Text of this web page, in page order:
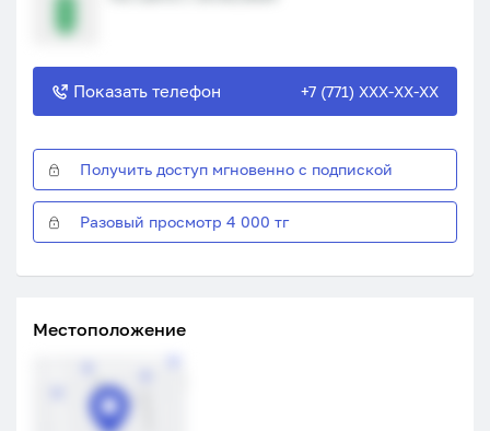
Показать телефон +7 (771) XXX-XX-XX
Получить доступ мгновенно с подпиской
Разовый просмотр 4 000 тг
Местоположение